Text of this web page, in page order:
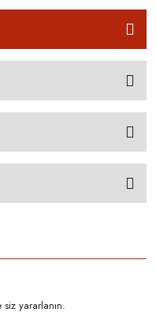
yararlanın.